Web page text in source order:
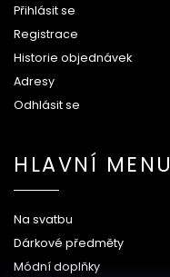
Přihlásit se
Registrace
Historie objednávek
Adresy
Odhlásit se
HLAVNÍ MENU
Na svatbu
Dárkové předměty
Módní doplňky